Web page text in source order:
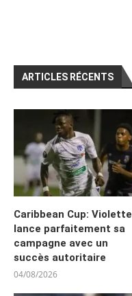
ARTICLES RÉCENTS
Caribbean Cup: Violette
lance parfaitement sa
campagne avec un
succès autoritaire
04/08/2026